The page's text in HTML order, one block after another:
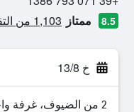
8.5 ممتاز 1,103 من التقييمات تم التحقق منها
خ 13/8
2 من الضيوف، غرفة واحدة